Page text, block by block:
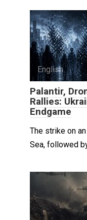
English
Palantir,
Rallies:
Endgame
The strike on
Sea, followed